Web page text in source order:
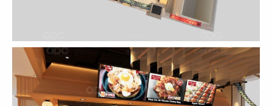
Chủ đầu tư: Công ty cổ phần thương mại JAPAN
Địa điểm: 15/1 Lê Thánh Tôn, Phường Bến Nghé,
Quận 1, Tp Hồ Chí Minh
CHI TIẾT